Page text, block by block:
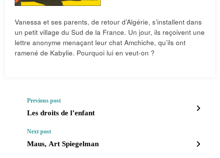
Vanessa et ses parents, de retour d’Algérie, s’installent dans
un petit village du Sud de la France. Un jour, ils reçoivent une
lettre anonyme menaçant leur chat Amchiche, qu’ils ont
ramené de Kabylie. Pourquoi lui en veut-on ?
Previous post
Les droits de l’enfant
Next post
Maus, Art Spiegelman